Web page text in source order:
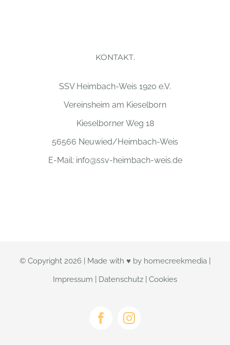
KONTAKT.
SSV Heimbach-Weis 1920 e.V.
Vereinsheim am Kieselborn
Kieselborner Weg 18
56566 Neuwied/Heimbach-Weis
E-Mail: info@ssv-heimbach-weis.de
© Copyright 2026 | Made with ♥ by homecreekmedia
Impressum
Datenschutz Cookies
FacebookInstagram